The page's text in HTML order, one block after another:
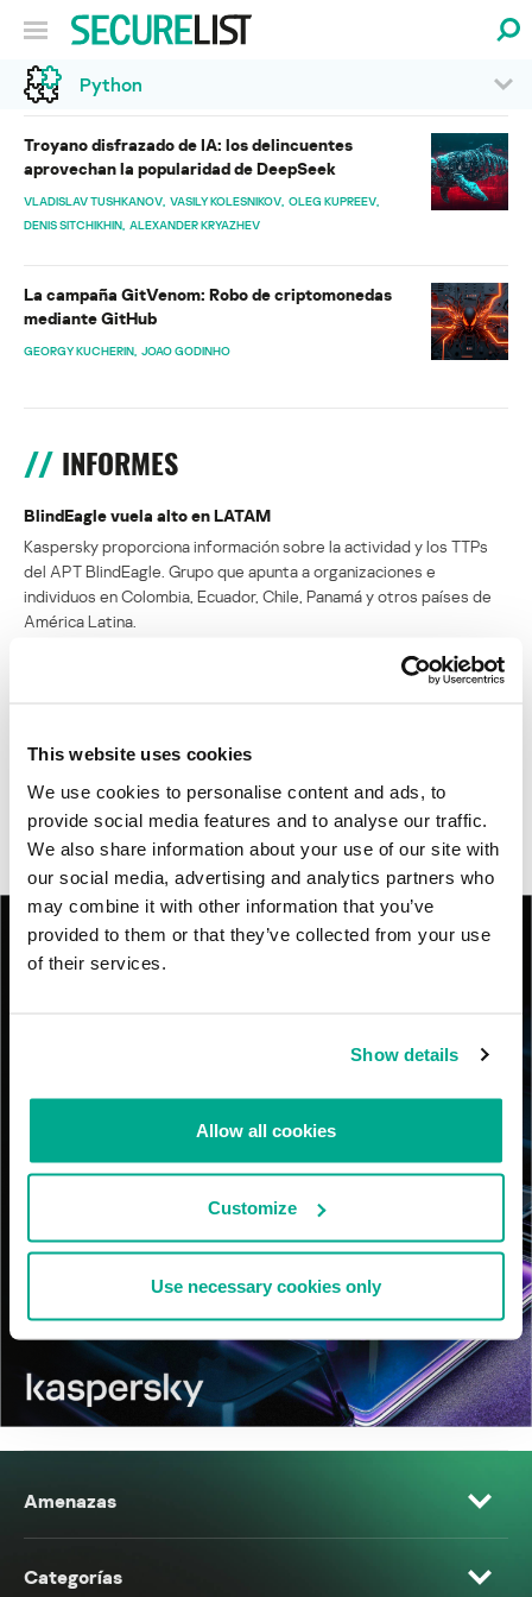
This website uses cookies
We use cookies to personalise content and ads, to
provide social media features and to analyse our traffic.
We also share information about your use of our site with
our social media, advertising and analytics partners who
may combine it with other information that you’ve
provided to them or that they’ve collected from your use
of their services.
Show details
Allow all cookies
Customize
Use necessary cookies only
Python
Troyano disfrazado de IA: los delincuentes
aprovechan la popularidad de DeepSeek
VLADISLAV TUSHKANOV VASILY KOLESNIKOV OLEG KUPREEV
DENIS SITCHIKHIN ALEXANDER KRYAZHEV
La campaña GitVenom: Robo de criptomonedas
mediante GitHub
GEORGY KUCHERIN JOAO GODINHO
INFORMES
BlindEagle vuela alto en LATAM
Kaspersky proporciona información sobre la actividad y los TTPs
del APT BlindEagle. Grupo que apunta a organizaciones e
individuos en Colombia, Ecuador, Chile, Panamá y otros países de
América Latina.
Tácticas, técnicas y procedimientos (TTPs) de los grupos de
MosaicRegressor: acechando en las sombras de UEFI
RevengeHotels: cibercrimen dirigido a recepciones de hotel
en todo el mundo
Amenazas
Categorías